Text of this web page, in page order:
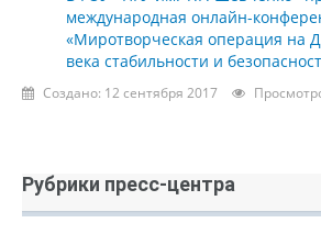
международная онлайн-
«Миротворческая операция на
века стабильности и
Создано: 12 сентября 2017
Рубрики пресс-центра